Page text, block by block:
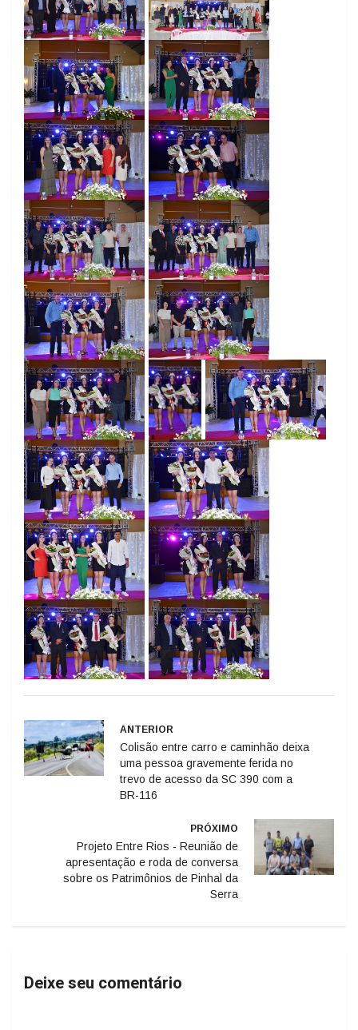
ANTERIOR
Colisão entre carro e caminhão deixa
uma pessoa gravemente ferida no
trevo de acesso da SC 390 com a
BR-116
PRÓXIMO
Projeto Entre Rios - Reunião de
apresentação e roda de conversa
sobre os Patrimônios de Pinhal da
Serra
Deixe seu comentário